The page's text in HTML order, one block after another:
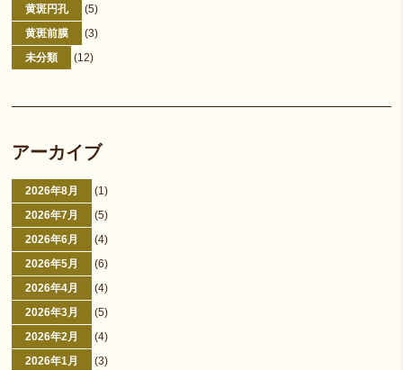
黄斑円孔
(5)
黄斑前膜
(3)
未分類
(12)
アーカイブ
2026年8月
(1)
2026年7月
(5)
2026年6月
(4)
2026年5月
(6)
2026年4月
(4)
2026年3月
(5)
2026年2月
(4)
2026年1月
(3)